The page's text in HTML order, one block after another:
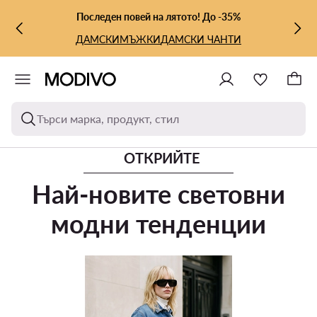
КЪМ ОСНОВНОТО СЪДЪРЖАНИЕ
КЪМ ТЪРСЕНЕПоследен повей на лятото! До -35%
ДАМСКИМЪЖКИДАМСКИ ЧАНТИ
Търси марка, продукт, стил
ОТКРИЙТЕ
Най-новите световни
модни тенденции